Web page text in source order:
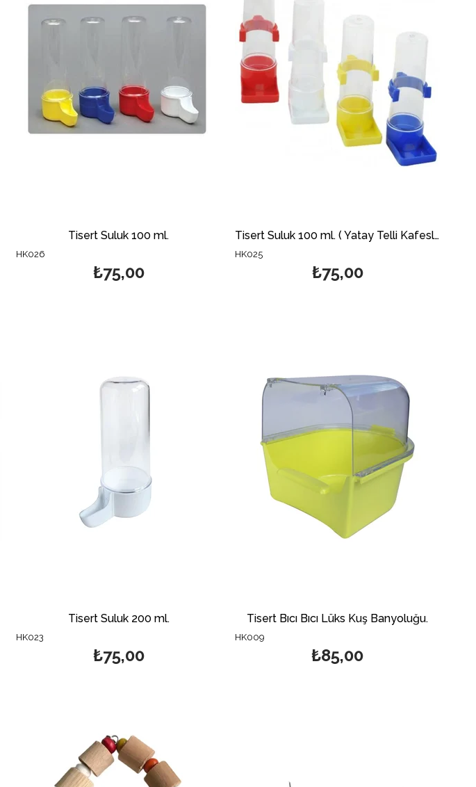
Tisert Suluk 100 ml.
HK026
₺75,00
Tisert Suluk 100 ml. ( Yatay Telli Kafesler İçin)
HK025
₺75,00
Tisert Suluk 200 ml.
HK023
₺75,00
Tisert Bıcı Bıcı Lüks Kuş Banyoluğu.
HK009
₺85,00